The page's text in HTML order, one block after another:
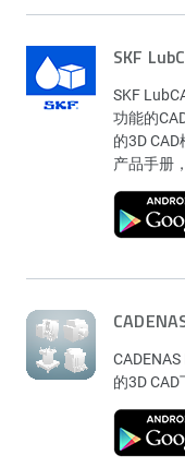
SKF
SKF
功能的
的3D
产品手册
的3D